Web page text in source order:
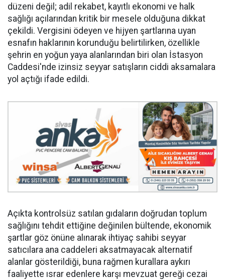
düzeni değil; adil rekabet, kayıtlı ekonomi ve halk
sağlığı açılarından kritik bir mesele olduğuna dikkat
çekildi. Vergisini ödeyen ve hijyen şartlarına uyan
esnafın haklarının korunduğu belirtilirken, özellikle
şehrin en yoğun yaya alanlarından biri olan İstasyon
Caddesi'nde izinsiz seyyar satışların ciddi aksamalara
yol açtığı ifade edildi.
Açıkta kontrolsüz satılan gıdaların doğrudan toplum
sağlığını tehdit ettiğine değinilen bültende, ekonomik
şartlar göz önüne alınarak ihtiyaç sahibi seyyar
satıcılara ana caddeleri aksatmayacak alternatif
alanlar gösterildiği, buna rağmen kurallara aykırı
faaliyette ısrar edenlere karşı mevzuat gereği cezai